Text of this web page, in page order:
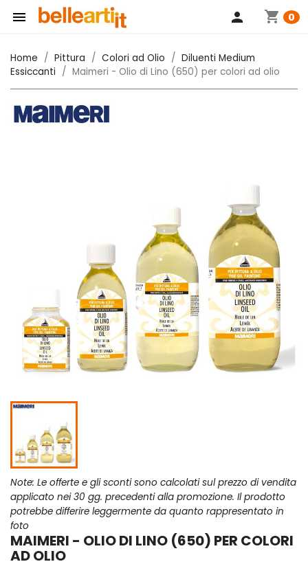
 shopping_cart 0
person
Home Pittura Colori ad Olio
Diluenti Medium
Essiccanti
Maimeri - Olio di Lino (650) per colori ad olio
Note: Le offerte e gli sconti sono calcolati sul prezzo di vendita
applicato nei 30 gg. precedenti alla promozione. Il prodotto
potrebbe differire leggermente da quanto rappresentato in
foto
MAIMERI - OLIO DI LINO (650) PER COLORI
AD OLIO